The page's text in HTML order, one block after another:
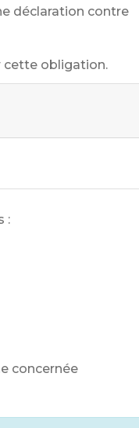
déclaration contre
cette obligation.
:
concernée